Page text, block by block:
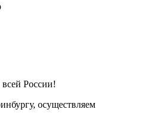
России!
осуществляем